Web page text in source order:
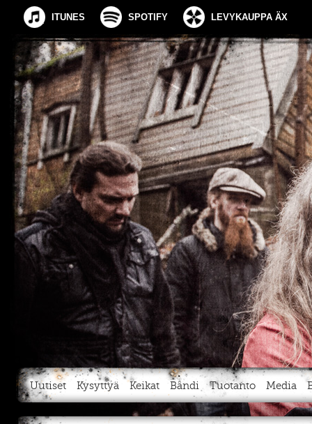
ITUNES SPOTIFY LEVYKAUPPA ÄX
Uutiset Kysyttyä Keikat Bändi Tuotanto Media